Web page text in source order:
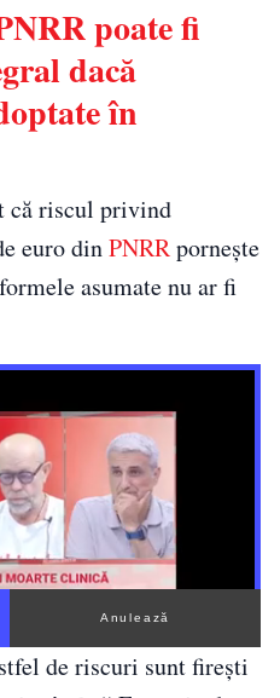
poate fi
dacă
în
că riscul privind
euro dinPNRRpornește
asumate nu ar fi
Anulează
de riscuri sunt firești